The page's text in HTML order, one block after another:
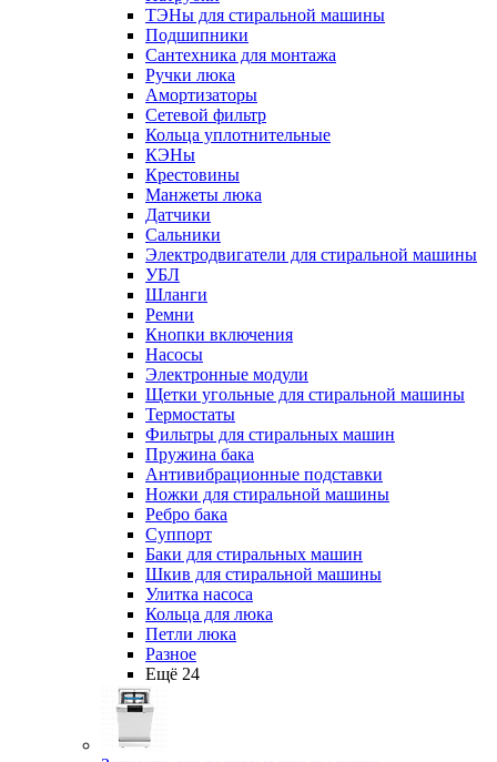
ТЭНы для стиральной машины
Подшипники
Сантехника для монтажа
Ручки люка
Амортизаторы
Сетевой фильтр
Кольца уплотнительные
КЭНы
Крестовины
Манжеты люка
Датчики
Сальники
Электродвигатели для стиральной машины
УБЛ
Шланги
Ремни
Кнопки включения
Насосы
Электронные модули
Щетки угольные для стиральной машины
Термостаты
Фильтры для стиральных машин
Пружина бака
Антивибрационные подставки
Ножки для стиральной машины
Ребро бака
Суппорт
Баки для стиральных машин
Шкив для стиральной машины
Улитка насоса
Кольца для люка
Петли люка
Разное
Ещё 24